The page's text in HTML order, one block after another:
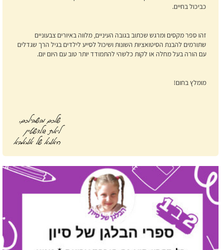
כביכול בחיים.
זהו ספר מקסים ומרגש שכתוב בגובה העיניים, מלווה באיורים צבעוניים
שתורמים להבנת הסיטואציות השונות ושיכול לסייע לילדים בגיל הרך שגדלים
עם הורה בעל מחלה או לקות כלשהי להתמודד יותר טוב עם היום יום.
מומלץ בחום!